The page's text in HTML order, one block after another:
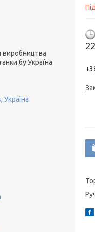
виробництва
бу Україна
Україна